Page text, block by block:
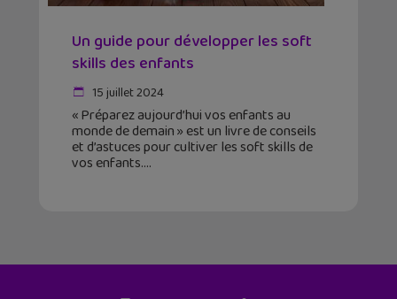
Un guide pour développer les soft
skills des enfants
15 juillet 2024
« Préparez aujourd’hui vos enfants au
monde de demain » est un livre de conseils
et d’astuces pour cultiver les soft skills de
vos enfants.